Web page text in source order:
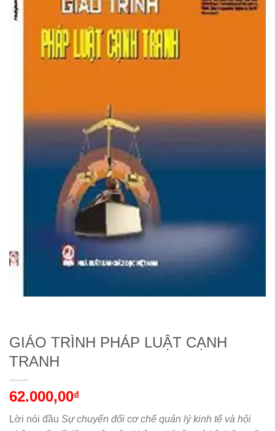
GIÁO TRÌNH PHÁP LUẬT CẠNH
TRANH
62.000,00₫
Lời nói đầu Sự chuyển đổi cơ chế quản lý kinh tế và hội